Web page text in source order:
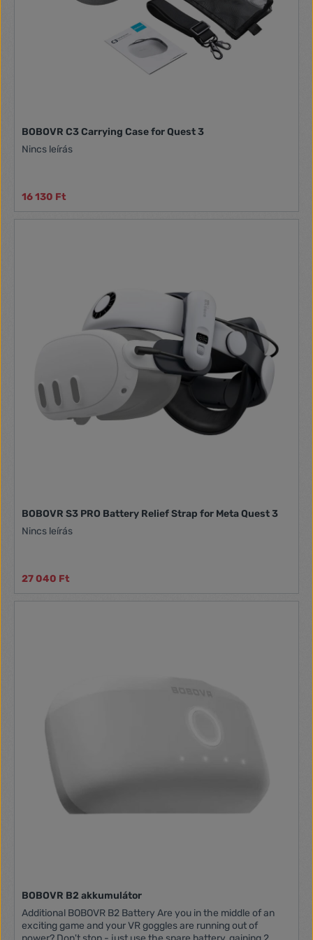
connection, you can easily attach it to the BOBOVR head
strap, and the hot swap feature allows you to replace the
depleted battery without turning off the device. Included in
BOBOVR C3 Carrying Case for Quest 3
Nincs leírás
16 130 Ft
BOBOVR S3 PRO Battery Relief Strap for Meta Quest 3
Nincs leírás
27 040 Ft
BOBOVR B2 akkumulátor
Additional BOBOVR B2 Battery Are you in the middle of an
exciting game and your VR goggles are running out of